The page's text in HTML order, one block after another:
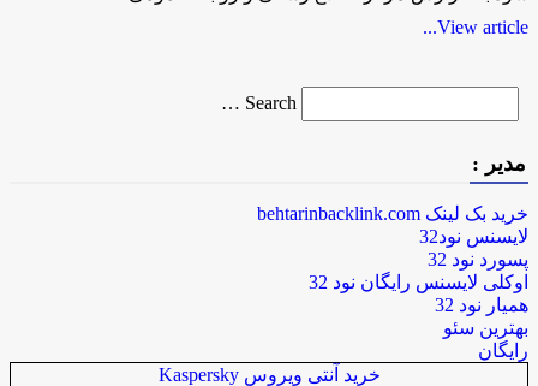
View article...
for
Search …
مدیر :
خرید بک لینک behtarinbacklink.com
لایسنس نود32
پسورد نود 32
اوکلی لایسنس رایگان نود 32
همیار نود 32
بهترین سئو
رایگان
خرید آنتی ویروس Kaspersky